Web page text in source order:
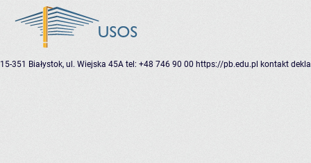
15-351 Białystok, ul. Wiejska 45A tel: +48 746 90 00 https://pb.edu.pl kontakt